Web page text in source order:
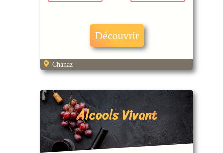
Découvrir
Chanaz
Alcools Vivant